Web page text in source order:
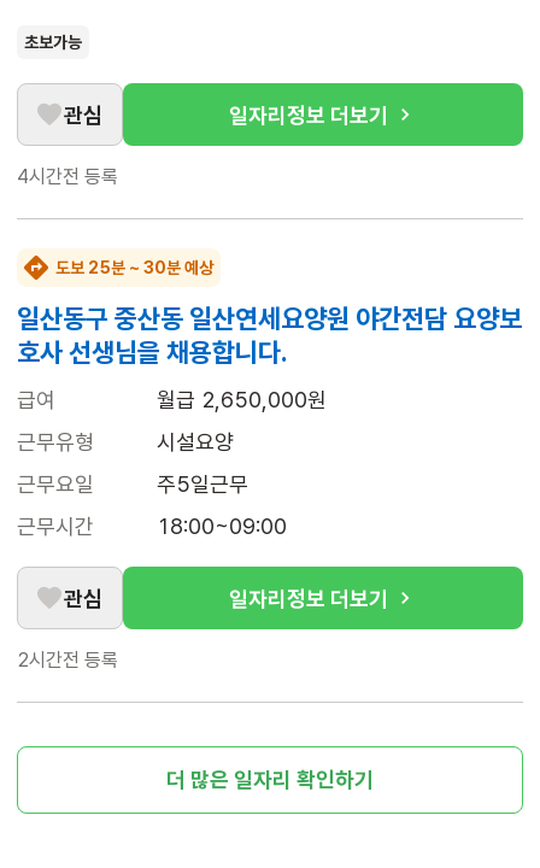
초보가능
관심 일자리정보 더보기
4시간전 등록
도보 25분 ~ 30분 예상
일산동구 중산동 일산연세요양원 야간전담 요양보
호사 선생님을 채용합니다.
급여
월급 2,650,000원
근무유형
시설요양
근무요일
주5일근무
근무시간
18:00~09:00
관심 일자리정보 더보기
2시간전 등록
더 많은 일자리 확인하기